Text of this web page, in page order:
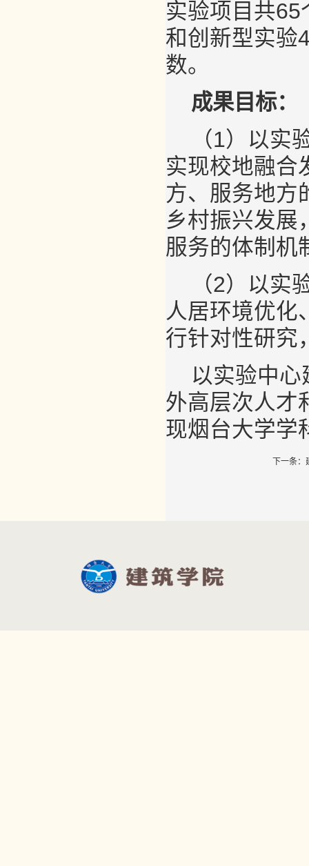
实验项目共
和创新型实验
数。
成果目标：
（1）以实
实现校地融合
方、服务地方
乡村振兴发展
服务的体制机
（2）以实
人居环境优化
行针对性研究
以实验中
外高层次人才
现烟台大学学
下一条：